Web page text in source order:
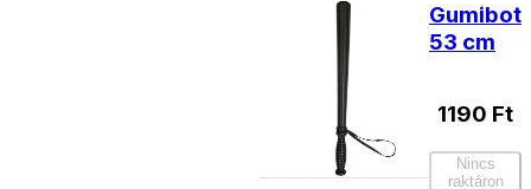
Gumibot
53 cm
1190 Ft
Nincs
raktáron